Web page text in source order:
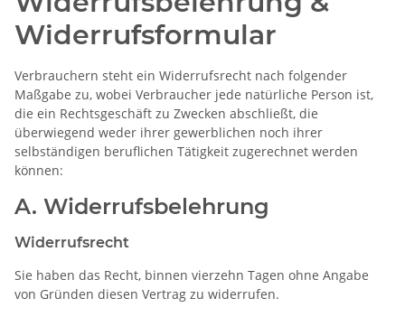
Widerrufsformular
Verbrauchern steht ein Widerrufsrecht nach folgender
Maßgabe zu, wobei Verbraucher jede natürliche Person ist,
die ein Rechtsgeschäft zu Zwecken abschließt, die
überwiegend weder ihrer gewerblichen noch ihrer
selbständigen beruflichen Tätigkeit zugerechnet werden
können:
A. Widerrufsbelehrung
Widerrufsrecht
Sie haben das Recht, binnen vierzehn Tagen ohne Angabe
von Gründen diesen Vertrag zu widerrufen.